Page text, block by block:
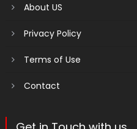
About US
Privacy Policy
Terms of Use
Contact